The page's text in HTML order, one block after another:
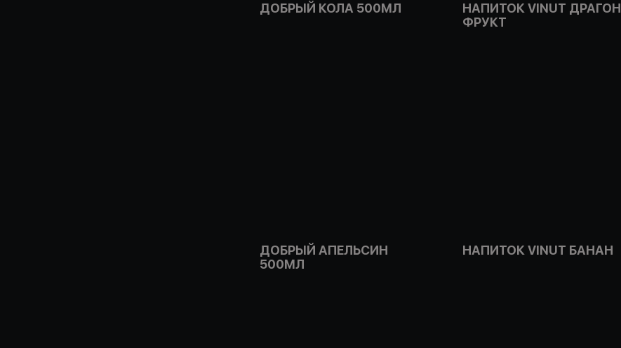
ДОБРЫЙ КОЛА 500МЛ
НАПИТОК VINUT ДРАГОН
ФРУКТ
ДОБРЫЙ АПЕЛЬСИН
500МЛ
НАПИТОК VINUT БАНАН